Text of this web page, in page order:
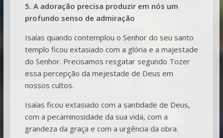
5. A adoração precisa produzir em nós um
profundo senso de admiração
Isaías quando contemplou o Senhor do seu santo
templo ficou extasiado com a glória e a majestade
do Senhor. Precisamos resgatar segundo Tozer
essa percepção da mejestade de Deus em
nossos cultos.
Isaías ficou extasiado com a santidade de Deus,
com a pecaminosidade da sua vida, com a
grandeza da graça e com a urgência da obra.